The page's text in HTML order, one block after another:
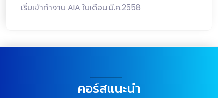
เริ่มเข้าทำงาน AIA ในเดือน มี.ค.2558
คอร์สแนะนำ